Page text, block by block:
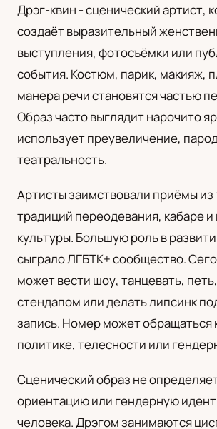
PL
Polski
UA
Українська
Дрэг-квин - сценический артист,
создаёт выразительный
выступления, фотосъёмки или
события. Костюм, парик, макияж,
манера речи становятся частью
Образ часто выглядит нарочито
использует преувеличение,
театральность.
Артисты заимствовали приёмы из
традиций переодевания, кабаре и
культуры. Большую роль в
сыграло ЛГБТК+ сообщество.
может вести шоу, танцевать,
стендапом или делать липсинк
запись. Номер может обращаться
политике, телесности или
Сценический образ не
ориентацию или гендерную
человека. Дрэгом занимаются